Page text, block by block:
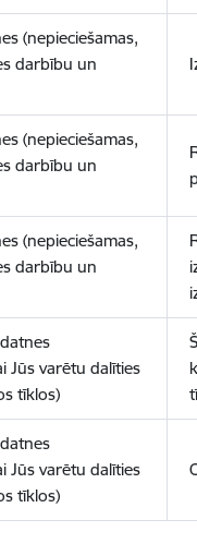
(nepieciešamas,
darbību un
(nepieciešamas,
darbību un
(nepieciešamas,
darbību un
Jūs varētu dalīties
tīklos)
Jūs varētu dalīties
tīklos)